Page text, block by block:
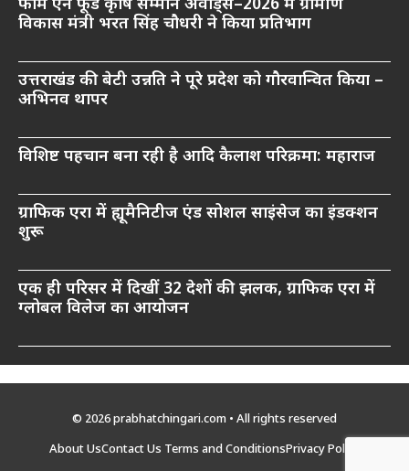
फार्म एन फूड कृषि सम्मान अवार्ड्स–2026 में ग्रामीण
विकास मंत्री भरत सिंह चौधरी ने किया प्रतिभाग
उत्तराखंड की बेटी उन्नति ने पूरे प्रदेश को गौरवान्वित किया –
अभिनव थापर
विशिष्ट पहचान बना रही है आदि कैलाश परिक्रमा: महाराज
ग्राफिक एरा में ह्यूमैनिटीज एंड सोशल साइंसेज का इंडक्शन
शुरू
एक ही परिसर में दिखीं 32 देशों की झलक, ग्राफिक एरा में
ग्लोबल विलेज का आयोजन
© 2026 prabhatchingari.com • All rights reserved
About UsContact Us Terms and ConditionsPrivacy Policy